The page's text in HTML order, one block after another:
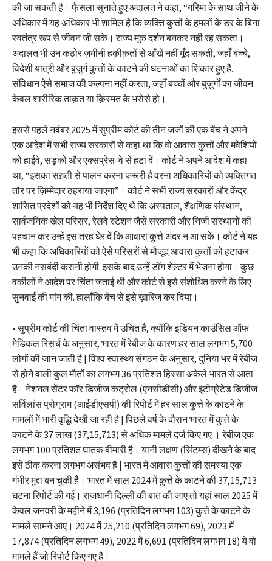
की जा सकती है। फै़सला सुनाते हुए अदालत ने कहा, “गरिमा के साथ जीने के
अधिकार में यह अधिकार भी शामिल है कि व्यक्ति कुत्तों के हमलों के डर के बिना
स्वतंत्र रूप से जीवन जी सके। राज्य मूक दर्शन बनकर नही रह सकता।
अदालत भी उन कठोर ज़मीनी हक़ीक़तों से आँखें नहीं मूँद सकती, जहाँ बच्चे,
विदेशी यात्री और बुज़ुर्ग कुत्तों के काटने की घटनाओं का शिकार हुए हैं.
संविधान ऐसे समाज की कल्पना नहीं करता, जहाँ बच्चों और बुज़ुर्गों का जीवन
केवल शारीरिक ताक़त या क़िस्मत के भरोसे हो।
इससे पहले नवंबर 2025 में सुप्रीम कोर्ट की तीन जजों की एक बेंच ने अपने
एक आदेश में सभी राज्य सरकारों से कहा था कि वो आवारा कुत्तों और मवेशियों
को हाईवे, सड़कों और एक्सप्रेस-वे से हटा दें। कोर्ट ने अपने आदेश में कहा
था, “इसका सख़्ती से पालन करना ज़रूरी है वरना अधिकारियों को व्यक्तिगत
तौर पर ज़िम्मेदार ठहराया जाएगा”। कोर्ट ने सभी राज्य सरकारों और केंद्र
शासित प्रदेशों को यह भी निर्देश दिए थे कि अस्पताल, शैक्षणिक संस्थान,
सार्वजनिक खेल परिसर, रेलवे स्टेशन जैसे सरकारी और निजी संस्थानों की
पहचान कर उन्हें इस तरह घेर दें कि आवारा कुत्ते अंदर न आ सकें। कोर्ट ने यह
भी कहा कि अधिकारियों को ऐसे परिसरों से मौजूद आवारा कुत्तों को हटाकर
उनकी नसबंदी करानी होगी. इसके बाद उन्हें डॉग शेल्टर में भेजना होगा। कुछ
वकीलों ने आदेश पर चिंता जताई थी और कोर्ट से इसे संशोधित करने के लिए
सुनवाई की मांग की. हालाँकि बेंच से इसे ख़ारिज कर दिया।
• सुप्रीम कोर्ट की चिंता वास्तव में उचित है, क्योंकि इंडियन काउंसिल ऑफ
मेडिकल रिसर्च के अनुसार, भारत में रेबीज के कारण हर साल लगभग 5,700
लोगों की जान जाती है | विश्व स्वास्थ्य संगठन के अनुसार, दुनिया भर में रेबीज
से होने वाली कुल मौतों का लगभग 36 प्रतिशत हिस्सा अकेले भारत से आता
है। नेशनल सेंटर फॉर डिजीज कंट्रोल (एनसीडीसी) और इंटीग्रेटेड डिजीज
सर्विलांस प्रोग्राम (आईडीएसपी) की रिपोर्ट में हर साल कुत्ते के काटने के
मामलों में भारी वृद्धि देखी जा रही है | पिछले वर्ष के दौरान भारत में कुत्ते के
काटने के 37 लाख (37,15,713) से अधिक मामले दर्ज किए गए । रेबीज एक
लगभग 100 प्रतिशत घातक बीमारी है। यानी लक्षण (सिंटम्स) दीखने के बाद
इसे ठीक करना लगभग असंभव है | भारत में आवारा कुत्तों की समस्या एक
गंभीर मुद्दा बन चुकी है। भारत में साल 2024 में कुत्ते के काटने की 37,15,713
घटना रिपोर्ट की गई। राजधानी दिल्ली की बात की जाए तो यहां साल 2025 में
केवल जनवरी के महीने में 3,196 (प्रतिदिन लगभग 103) कुत्ते के काटने के
मामले सामने आए। 2024 में 25,210 (प्रतिदिन लगभग 69), 2023 में
17,874 (प्रतिदिन लगभग 49), 2022 में 6,691 (प्रतिदिन लगभग 18) ये वो
मामले हैं जो रिपोर्ट किए गए हैं।